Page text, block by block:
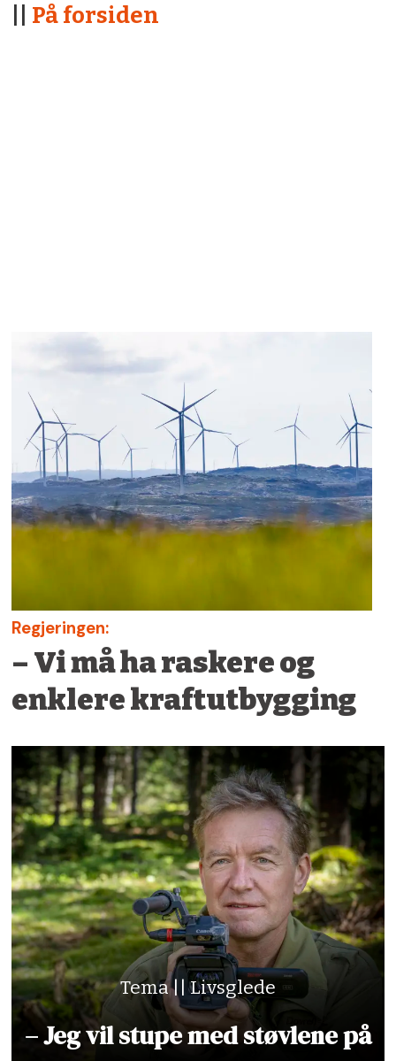
På forsiden
Regjeringen:
– Vi må ha raskere og
enklere kraftutbygging
Tema || Livsglede
– Jeg vil stupe med støvlene på